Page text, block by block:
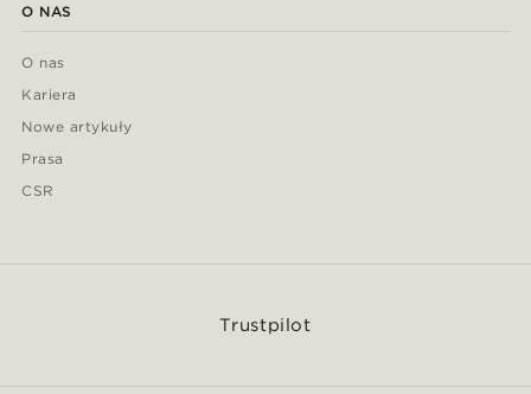
O NAS
O nas
Kariera
Nowe artykuły
Prasa
CSR
Trustpilot